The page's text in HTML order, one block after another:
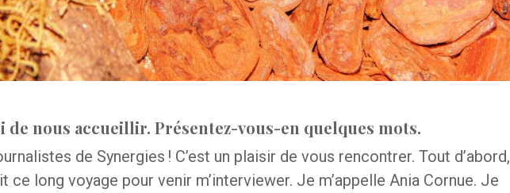
de nous accueillir. Présentez-vous-en quelques mots.
de Synergies ! C’est un plaisir de vous rencontrer. Tout d’abord,
ce long voyage pour venir m’interviewer. Je m’appelle Ania Cornue. Je